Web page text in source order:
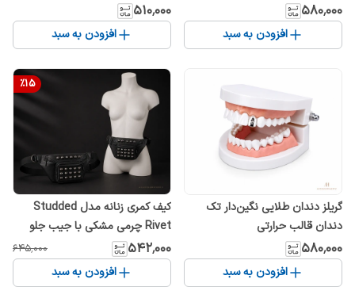
۵۸۰٬۰۰۰
افزودن به سبد
۵۱۰٬۰۰۰
افزودن به سبد
گریلز دندان طلایی نگین‌دار تک
دندان قالب حرارتی
۵۸۰٬۰۰۰
افزودن به سبد
%15
کیف کمری زنانه مدل Studded
Rivet چرمی مشکی با جیب جلو
اسپایکر دار
۵۴۲٬۰۰۰ ۶۴۵٬۰۰۰
افزودن به سبد